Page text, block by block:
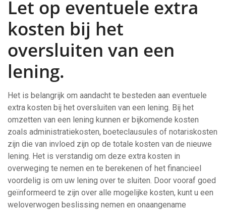
Let op eventuele extra
kosten bij het
oversluiten van een
lening.
Het is belangrijk om aandacht te besteden aan eventuele
extra kosten bij het oversluiten van een lening. Bij het
omzetten van een lening kunnen er bijkomende kosten
zoals administratiekosten, boeteclausules of notariskosten
zijn die van invloed zijn op de totale kosten van de nieuwe
lening. Het is verstandig om deze extra kosten in
overweging te nemen en te berekenen of het financieel
voordelig is om uw lening over te sluiten. Door vooraf goed
geïnformeerd te zijn over alle mogelijke kosten, kunt u een
weloverwogen beslissing nemen en onaangename